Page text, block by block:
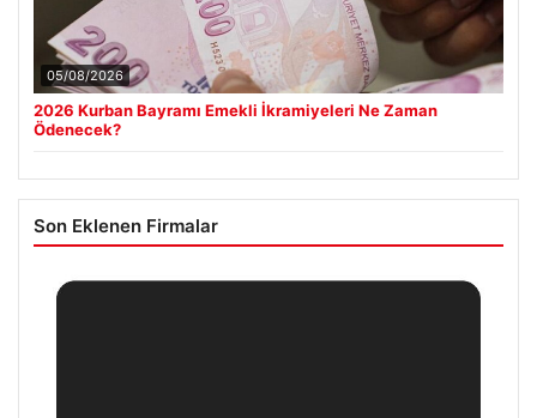
05/08/2026
2026 Kurban Bayramı Emekli İkramiyeleri Ne Zaman
Ödenecek?
Son Eklenen Firmalar